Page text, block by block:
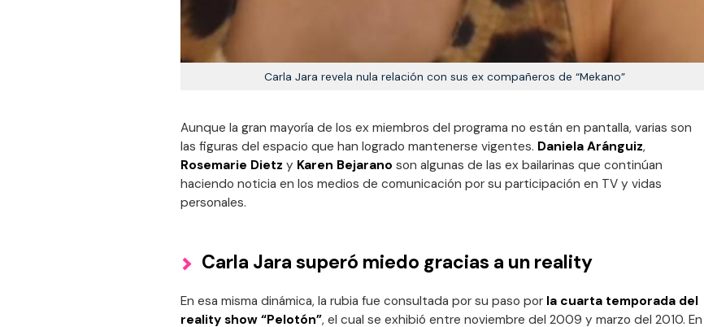
Carla Jara revela nula relación con sus ex compañeros de “Mekano”
Aunque la gran mayoría de los ex miembros del programa no están en pantalla, varias son
las figuras del espacio que han logrado mantenerse vigentes. Daniela Aránguiz,
Rosemarie Dietz y Karen Bejarano son algunas de las ex bailarinas que continúan
haciendo noticia en los medios de comunicación por su participación en TV y vidas
personales.
Carla Jara superó miedo gracias a un reality
En esa misma dinámica, la rubia fue consultada por su paso por la cuarta temporada del
reality show “Pelotón”, el cual se exhibió entre noviembre del 2009 y marzo del 2010. En